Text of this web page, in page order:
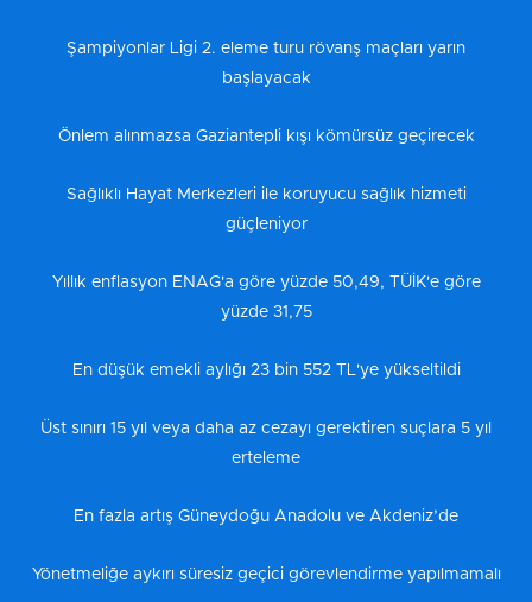
Şampiyonlar Ligi 2. eleme turu rövanş maçları yarın
başlayacak
Önlem alınmazsa Gaziantepli kışı kömürsüz geçirecek
Sağlıklı Hayat Merkezleri ile koruyucu sağlık hizmeti
güçleniyor
Yıllık enflasyon ENAG'a göre yüzde 50,49, TÜİK'e göre
yüzde 31,75
En düşük emekli aylığı 23 bin 552 TL'ye yükseltildi
Üst sınırı 15 yıl veya daha az cezayı gerektiren suçlara 5 yıl
erteleme
En fazla artış Güneydoğu Anadolu ve Akdeniz’de
Yönetmeliğe aykırı süresiz geçici görevlendirme yapılmamalı